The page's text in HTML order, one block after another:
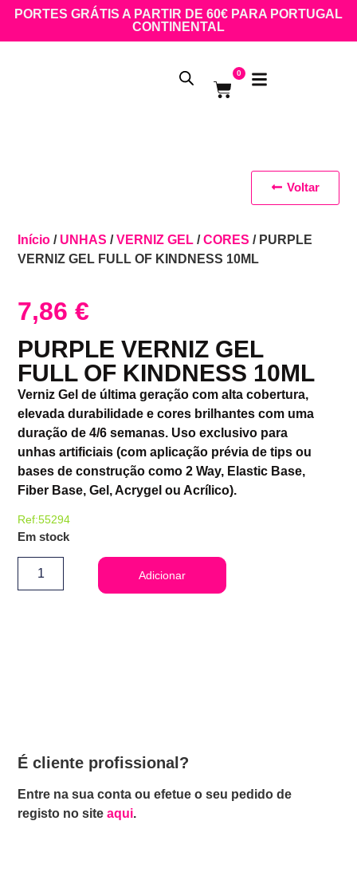
PORTES GRÁTIS A PARTIR DE 60€ PARA PORTUGAL
CONTINENTAL
0
Início / UNHAS /VERNIZ GEL /CORES / PURPLE
VERNIZ GEL FULL OF KINDNESS 10ML
7,86€
PURPLE VERNIZ GEL
FULL OF KINDNESS 10ML
Verniz Gel de última geração com alta cobertura,
elevada durabilidade e cores brilhantes com uma
duração de 4/6 semanas. Uso exclusivo para
unhas artificiais (com aplicação prévia de tips ou
bases de construção como 2 Way, Elastic Base,
Fiber Base, Gel, Acrygel ou Acrílico).
Ref:55294
Em stock
Adicionar
É cliente profissional?
Entre na sua conta ou efetue o seu pedido de
registo no siteaqui.
Voltar